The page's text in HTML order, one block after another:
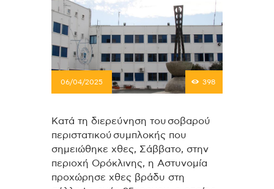
06/04/2025 398
Κατά τη διερεύνηση του σοβαρού
περιστατικού συμπλοκής που
σημειώθηκε χθες, Σάββατο, στην
περιοχή Ορόκλινης, η Αστυνομία
προχώρησε χθες βράδυ στη